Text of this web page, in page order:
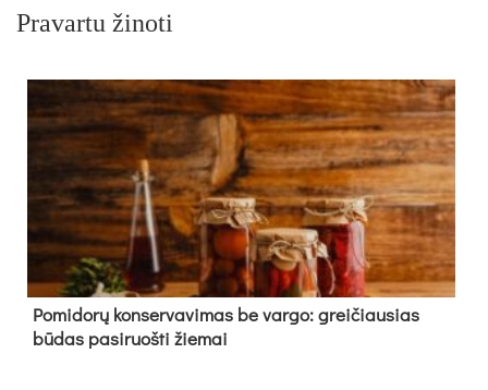
Pravartu žinoti
Pomidorų konservavimas be vargo: greičiausias
būdas pasiruošti žiemai